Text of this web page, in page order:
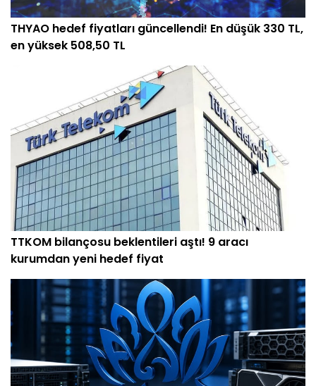
THYAO hedef fiyatları güncellendi! En düşük 330 TL,
en yüksek 508,50 TL
TTKOM bilançosu beklentileri aştı! 9 aracı
kurumdan yeni hedef fiyat